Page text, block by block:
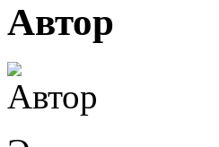
Автор